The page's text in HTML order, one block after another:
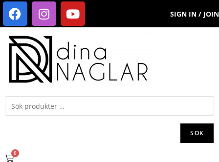
SIGN IN / JOIN
SÖK
0